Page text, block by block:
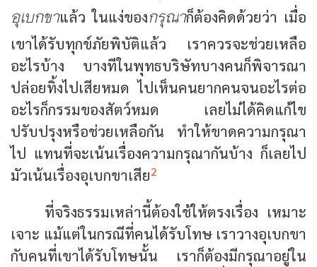
อุเบกขาแล้ว ในแง่ของกรุณาก็ต้องคิดด้วยว่า เมื่อ
เขาได้รับทุกข์ภัยพิบัติแล้ว เราควรจะช่วยเหลือ
อะไรบ้าง บางทีในพุทธบริษัทบางคนก็พิจารณา
ปล่อยทิ้งไปเสียหมด ไปเห็นคนยากคนจนอะไรต่อ
อะไรก็กรรมของสัตว์หมด เลยไม่ได้คิดแก้ไข
ปรับปรุงหรือช่วยเหลือกัน ทำให้ขาดความกรุณา
ไป แทนที่จะเน้นเรื่องความกรุณากันบ้าง ก็เลยไป
มัวเน้นเรื่องอุเบกขาเสีย2
ที่จริงธรรมเหล่านี้ต้องใช้ให้ตรงเรื่อง เหมาะ
เจาะ แม้แต่ในกรณีที่คนได้รับโทษ เราวางอุเบกขา
กับคนที่เขาได้รับโทษนั้น เราก็ต้องมีกรุณาอยู่ใน